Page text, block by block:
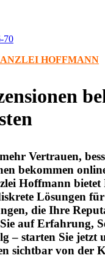
70
HOFFMANN
Vertrauen,
bekommen
Hoffmann bietet
Lösungen
die Ihre
auf Erfahrung,
– starten Sie jetzt
sichtbar von der